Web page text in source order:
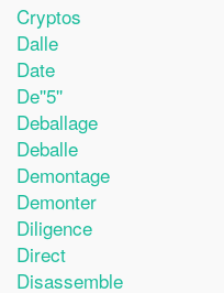
Cryptos
Dalle
Date
De''5''
Deballage
Deballe
Demontage
Demonter
Diligence
Direct
Disassemble